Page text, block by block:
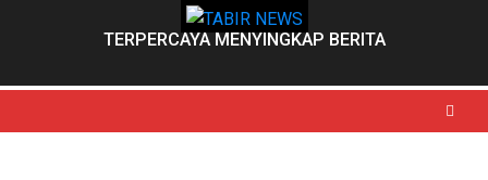
TERPERCAYA MENYINGKAP BERITA